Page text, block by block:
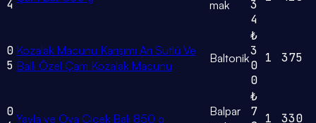
4
mak
3
4
0
5
Kozalak Macunu Karışımı Arı Sütlü Ve
Ballı Özel Çam Kozalak Macunu
Baltonik
₺
3
0
0
1 375
0 Yayla ve Ova Çiçek Balı 850 g
Balpar
₺
7 1 330